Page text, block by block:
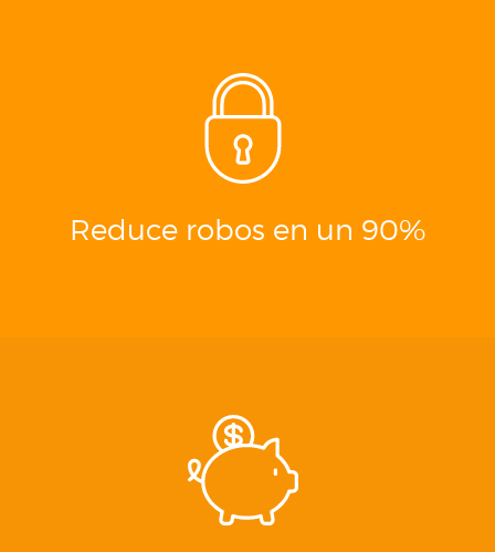
Reduce robos en un 90%